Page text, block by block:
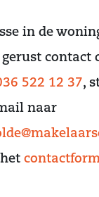
in de
gerust contact
522 12 37,
naar